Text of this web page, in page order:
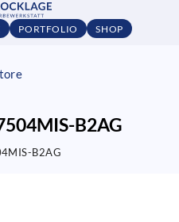
PORTFOLIO SHOP
B2AG
B2AG